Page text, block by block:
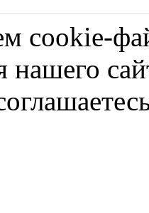
cookie-
нашего